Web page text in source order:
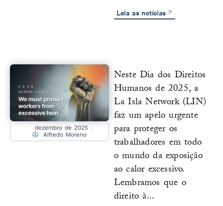
Leia as notícias
dezembro de 2025
Alfredo Moreno
Neste Dia dos Direitos
Humanos de 2025, a
La Isla Network (LIN)
faz um apelo urgente
para proteger os
trabalhadores em todo
o mundo da exposição
ao calor excessivo.
Lembramos que o
direito à...